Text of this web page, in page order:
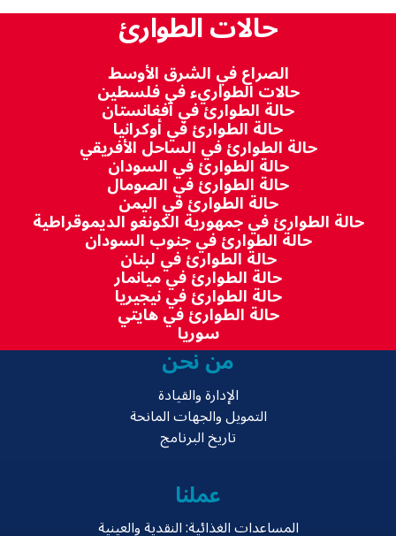
حالات الطوارئ
الصراع في الشرق الأوسط
حالات الطواريء في فلسطين
حالة الطوارئ في أفغانستان
حالة الطوارئ في أوكرانيا
حالة الطوارئ في الساحل الأفريقي
حالة الطوارئ في السودان
حالة الطوارئ في الصومال
حالة الطوارئ في اليمن
حالة الطوارئ في جمهورية الكونغو الديموقراطية
حالة الطوارئ في جنوب السودان
حالة الطوارئ في لبنان
حالة الطوارئ في ميانمار
حالة الطوارئ في نيجيريا
حالة الطوارئ في هايتي
سوريا
من نحن
الإدارة والقيادة
التمويل والجهات المانحة
تاريخ البرنامج
عملنا
المساعدات الغذائية: النقدية والعينية